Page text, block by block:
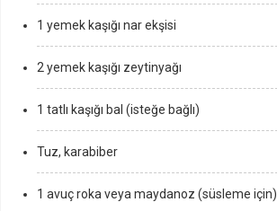
1 yemek kaşığı nar ekşisi
2 yemek kaşığı zeytinyağı
1 tatlı kaşığı bal (isteğe bağlı)
Tuz, karabiber
1 avuç roka veya maydanoz (süsleme için)